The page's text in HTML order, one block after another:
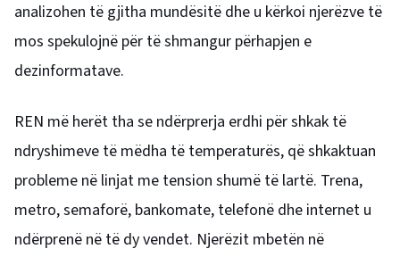
analizohen të gjitha mundësitë dhe u kërkoi njerëzve të
mos spekulojnë për të shmangur përhapjen e
dezinformatave.
REN më herët tha se ndërprerja erdhi për shkak të
ndryshimeve të mëdha të temperaturës, që shkaktuan
probleme në linjat me tension shumë të lartë. Trena,
metro, semaforë, bankomate, telefonë dhe internet u
ndërprenë në të dy vendet. Njerëzit mbetën në